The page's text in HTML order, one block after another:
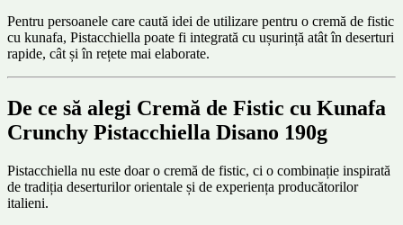
Pentru persoanele care caută idei de utilizare pentru o cremă de fistic
cu kunafa, Pistacchiella poate fi integrată cu ușurință atât în deserturi
rapide, cât și în rețete mai elaborate.
De ce să alegi Cremă de Fistic cu Kunafa
Crunchy Pistacchiella Disano 190g
Pistacchiella nu este doar o cremă de fistic, ci o combinație inspirată
de tradiția deserturilor orientale și de experiența producătorilor
italieni.